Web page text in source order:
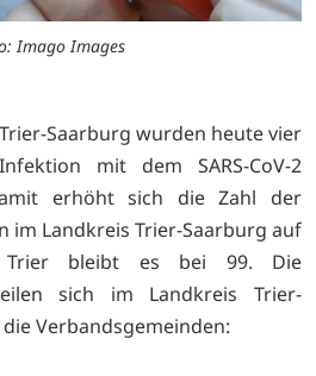
Imago Images
Saarburg wurden heute vier
mit dem SARS-CoV-2
erhöht sich die Zahl der
im Landkreis Trier-Saarburg auf
bleibt es bei 99. Die
sich im Landkreis Trier-
Verbandsgemeinden: